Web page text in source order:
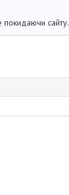
покидаючи сайту.